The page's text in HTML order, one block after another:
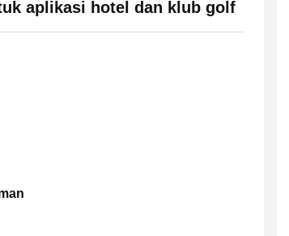
aplikasi hotel dan klub golf